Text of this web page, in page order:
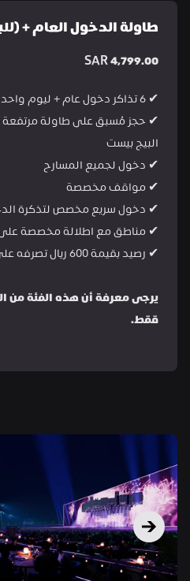
طاولة الدخول العام +
SAR 4,799.00
✔ 6 تذاكر دخول عام + ليوم واحد للمهرجان (للبنات فقط)
البيج بيست
✔ دخول لجميع المسارح
✔ مواقف مخصصة
✔ دخول سريع مخصص لتذكرة
✔ مناطق مع اطلالة مخصصة
✔ رصيد بقيمة 600 ريال تصرفه على الطاولة
ققط.